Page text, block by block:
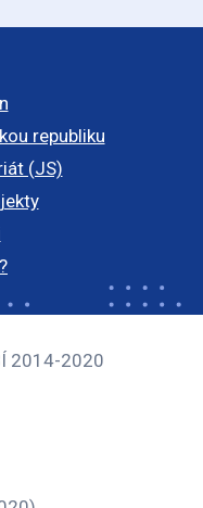
republiku
(JS)
2014-2020